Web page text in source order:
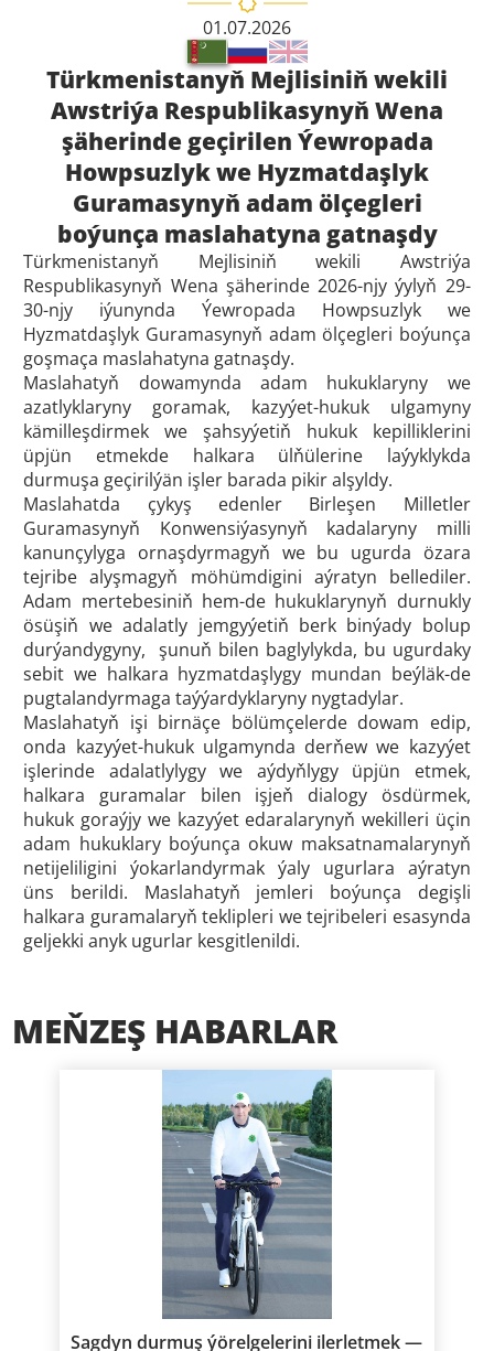
01.07.2026
Türkmenistanyň Mejlisiniň wekili
Awstriýa Respublikasynyň Wena
şäherinde geçirilen Ýewropada
Howpsuzlyk we Hyzmatdaşlyk
Guramasynyň adam ölçegleri
boýunça maslahatyna gatnaşdy
Türkmenistanyň Mejlisiniň wekili Awstriýa
Respublikasynyň Wena şäherinde 2026-njy ýylyň 29-
30-njy iýunynda Ýewropada Howpsuzlyk we
Hyzmatdaşlyk Guramasynyň adam ölçegleri boýunça
goşmaça maslahatyna gatnaşdy.
Maslahatyň dowamynda adam hukuklaryny we
azatlyklaryny goramak, kazyýet-hukuk ulgamyny
kämilleşdirmek we şahsyýetiň hukuk kepilliklerini
üpjün etmekde halkara ülňülerine laýyklykda
durmuşa geçirilýän işler barada pikir alşyldy.
Maslahatda çykyş edenler Birleşen Milletler
Guramasynyň Konwensiýasynyň kadalaryny milli
kanunçylyga ornaşdyrmagyň we bu ugurda özara
tejribe alyşmagyň möhümdigini aýratyn bellediler.
Adam mertebesiniň hem-de hukuklarynyň durnukly
ösüşiň we adalatly jemgyýetiň berk binýady bolup
durýandygyny, şunuň bilen baglylykda, bu ugurdaky
sebit we halkara hyzmatdaşlygy mundan beýläk-de
pugtalandyrmaga taýýardyklaryny nygtadylar.
Maslahatyň işi birnäçe bölümçelerde dowam edip,
onda kazyýet-hukuk ulgamynda derňew we kazyýet
işlerinde adalatlylygy we aýdyňlygy üpjün etmek,
halkara guramalar bilen işjeň dialogy ösdürmek,
hukuk goraýjy we kazyýet edaralarynyň wekilleri üçin
adam hukuklary boýunça okuw maksatnamalarynyň
netijeliligini ýokarlandyrmak ýaly ugurlara aýratyn
üns berildi. Maslahatyň jemleri boýunça degişli
halkara guramalaryň teklipleri we tejribeleri esasynda
geljekki anyk ugurlar kesgitlenildi.
MEŇZEŞ HABARLAR
Sagdyn durmuş ýörelgelerini ilerletmek —